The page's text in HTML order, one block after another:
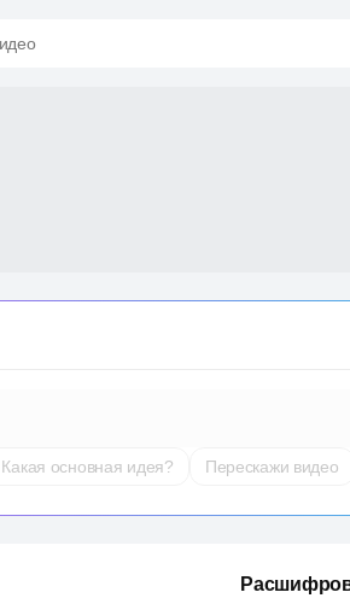
Какая основная идея? Перескажи видео